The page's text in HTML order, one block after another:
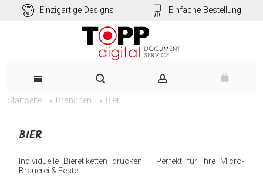
Einzigartige Designs Einfache Bestellung
Startseite Branchen Bier
BIER
Individuelle Bieretiketten drucken – Perfekt für Ihre Micro-
Brauerei & Feste